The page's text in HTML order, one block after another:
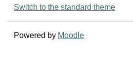
Switch to the standard theme
Powered by Moodle